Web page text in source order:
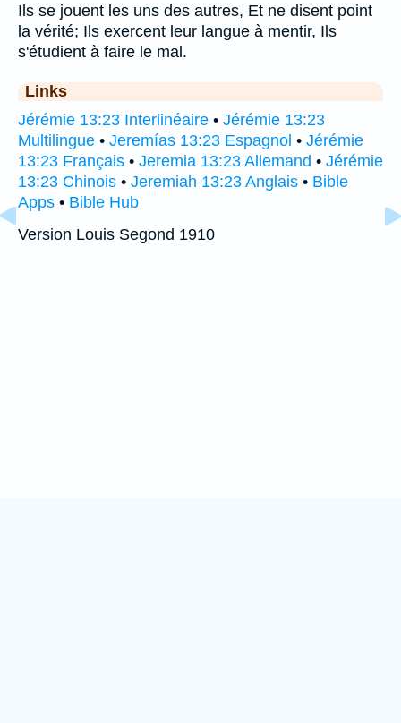
Ils se jouent les uns des autres, Et ne disent point
la vérité; Ils exercent leur langue à mentir, Ils
s'étudient à faire le mal.
Links
Jérémie 13:23 Interlinéaire • Jérémie 13:23
Multilingue • Jeremías 13:23 Espagnol • Jérémie
13:23 Français • Jeremia 13:23 Allemand • Jérémie
13:23 Chinois • Jeremiah 13:23 Anglais • Bible
Apps • Bible Hub
Version Louis Segond 1910